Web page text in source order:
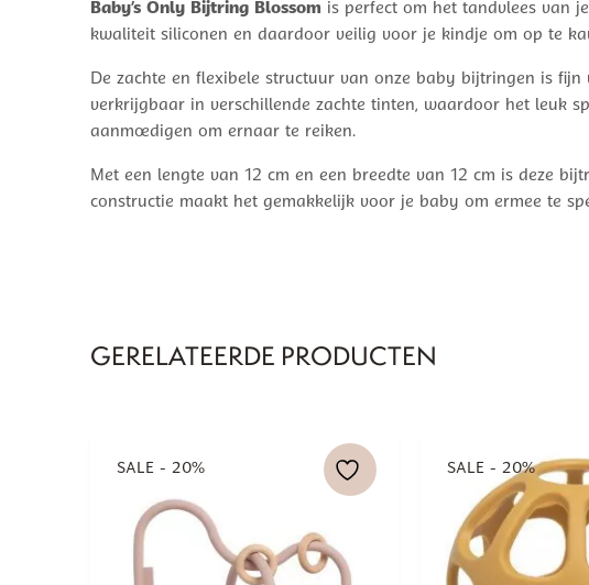
Baby’s Only Bijtring Blossom is perfect om het tandvlees van
kwaliteit siliconen en daardoor veilig voor je kindje om op te
De zachte en flexibele structuur van onze baby bijtringen is
verkrijgbaar in verschillende zachte tinten, waardoor het leuk
aanmoedigen om ernaar te reiken.
Met een lengte van 12 cm en een breedte van 12 cm is deze
constructie maakt het gemakkelijk voor je baby om ermee te
GERELATEERDE PRODUCTEN
SALE - 20% SALE - 20%